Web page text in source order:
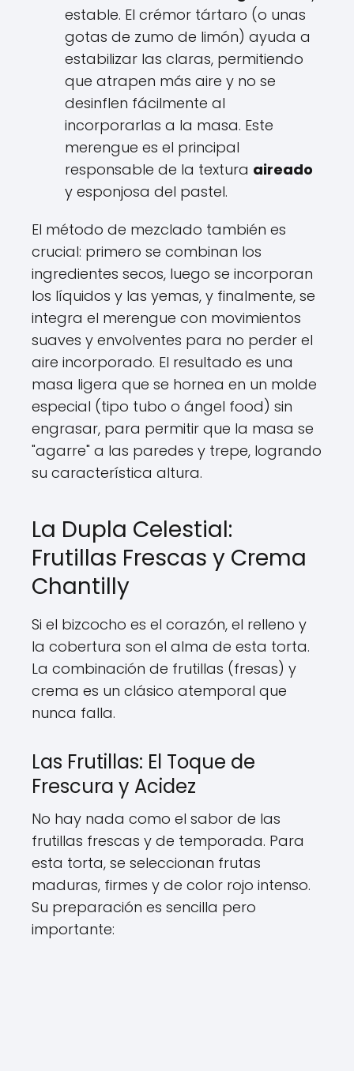
estable. El crémor tártaro (o unas
gotas de zumo de limón) ayuda a
estabilizar las claras, permitiendo
que atrapen más aire y no se
desinflen fácilmente al
incorporarlas a la masa. Este
merengue es el principal
responsable de la textura aireado
y esponjosa del pastel.
El método de mezclado también es
crucial: primero se combinan los
ingredientes secos, luego se incorporan
los líquidos y las yemas, y finalmente, se
integra el merengue con movimientos
suaves y envolventes para no perder el
aire incorporado. El resultado es una
masa ligera que se hornea en un molde
especial (tipo tubo o ángel food) sin
engrasar, para permitir que la masa se
"agarre" a las paredes y trepe, logrando
su característica altura.
La Dupla Celestial:
Frutillas Frescas y Crema
Chantilly
Si el bizcocho es el corazón, el relleno y
la cobertura son el alma de esta torta.
La combinación de frutillas (fresas) y
crema es un clásico atemporal que
nunca falla.
Las Frutillas: El Toque de
Frescura y Acidez
No hay nada como el sabor de las
frutillas frescas y de temporada. Para
esta torta, se seleccionan frutas
maduras, firmes y de color rojo intenso.
Su preparación es sencilla pero
importante: